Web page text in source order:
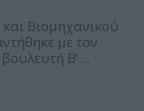
Βιομηχανικού
με τον
Β’